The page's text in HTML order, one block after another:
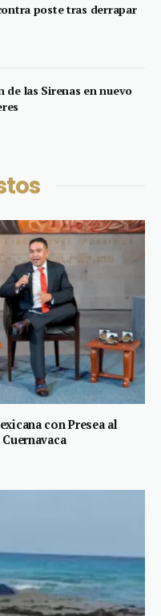
poste tras derrapar
de las Sirenas en nuevo
con Presea al